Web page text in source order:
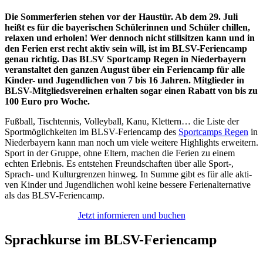
Die Sommer­fe­rien stehen vor der Haus­tür. Ab dem 29. Juli
heißt es für die baye­ri­schen Schü­le­rin­nen und Schü­ler chil­len,
rela­xen und erho­len! Wer dennoch nicht still­sit­zen kann und in
den Ferien erst recht aktiv sein will, ist im BLSV-Feri­en­camp
genau rich­tig. Das BLSV Sport­camp Regen in Nieder­bay­ern
veran­stal­tet den ganzen August über ein Feri­en­camp für alle
Kinder- und Jugend­li­chen von 7 bis 16 Jahren. Mitglie­der in
BLSV-Mitglieds­ver­ei­nen erhal­ten sogar einen Rabatt von bis zu
100 Euro pro Woche.
Fußball, Tisch­ten­nis, Volley­ball, Kanu, Klet­tern… die Liste der
Sport­mög­lich­kei­ten im BLSV-Feri­en­camp des Sport­camps Regen in
Nieder­bay­ern kann man noch um viele weitere High­lights erwei­tern.
Sport in der Gruppe, ohne Eltern, machen die Ferien zu einem
echten Erleb­nis. Es entste­hen Freund­schaf­ten über alle Sport‑,
Sprach- und Kultur­gren­zen hinweg. In Summe gibt es für alle akti­
ven Kinder und Jugend­li­chen wohl keine bessere Feri­en­al­ter­na­tive
als das BLSV-Feriencamp.
Jetzt infor­mie­ren und buchen
Sprach­kurse im BLSV-Feriencamp